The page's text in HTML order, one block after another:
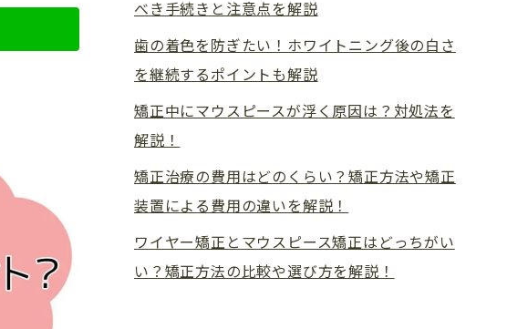
べき手続きと注意点を解説
歯の着色を防ぎたい！ホワイトニング後の白さ
を継続するポイントも解説
矯正中にマウスピースが浮く原因は？対処法を
解説！
矯正治療の費用はどのくらい？矯正方法や矯正
装置による費用の違いを解説！
ワイヤー矯正とマウスピース矯正はどっちがい
い？矯正方法の比較や選び方を解説！